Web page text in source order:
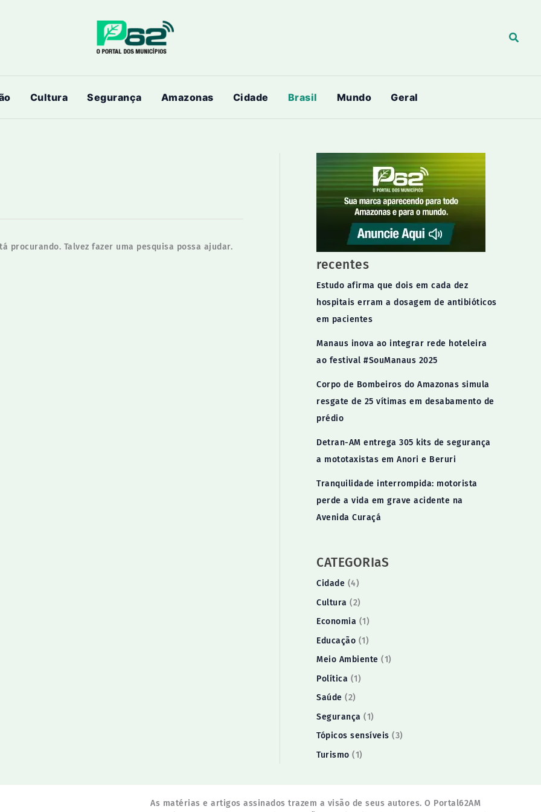
Cultura Segurança Amazonas Cidade Brasil Mundo Geral
procurando. Talvez fazer uma pesquisa possa ajudar.
recentes
Estudo afirma que dois em cada dez
hospitais erram a dosagem de antibióticos
em pacientes
Manaus inova ao integrar rede hoteleira
ao festival #SouManaus 2025
Corpo de Bombeiros do Amazonas simula
resgate de 25 vítimas em desabamento de
prédio
Detran-AM entrega 305 kits de segurança
a mototaxistas em Anori e Beruri
Tranquilidade interrompida: motorista
perde a vida em grave acidente na
Avenida Curaçá
CATEGORIaS
Cidade (4)
Cultura (2)
Economia (1)
Educação (1)
Meio Ambiente (1)
Política (1)
Saúde (2)
Segurança (1)
Tópicos sensíveis (3)
Turismo (1)
As matérias e artigos assinados trazem a visão de seus autores. O Portal62AM